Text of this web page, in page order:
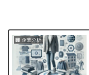
🏢 企業分析